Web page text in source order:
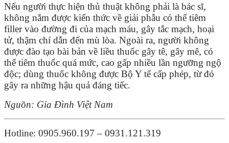
Nếu người thực hiện thủ thuật không phải là bác sĩ,
không nắm được kiến thức về giải phẫu có thể tiêm
filler vào đường đi của mạch máu, gây tắc mạch, hoại
tử, thậm chí dẫn đến mù lòa. Ngoài ra, người không
được đào tạo bài bản về liều thuốc gây tê, gây mê, có
thể tiêm thuốc quá mức, cao gấp nhiều lần ngưỡng ngộ
độc; dùng thuốc không được Bộ Y tế cấp phép, từ đó
gây ra những hậu quả đáng tiếc.
Nguồn: Gia Đình Việt Nam
Hotline: 0905.960.197 – 0931.121.319